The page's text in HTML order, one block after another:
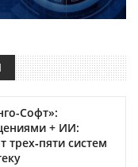
Софт»:
+ ИИ:
трех‑пяти систем